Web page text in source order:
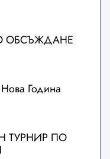
ОБСЪЖДАНЕ
Година
ТУРНИР ПО